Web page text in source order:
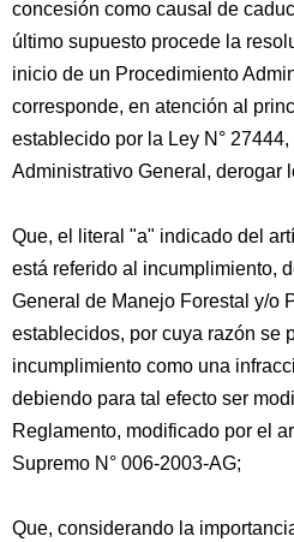
concesión como causal de
último supuesto procede la
inicio de un Procedimiento
corresponde, en atención al
establecido por la Ley N°
Administrativo General, derogar
Que, el literal "a" indicado del
está referido al incumplimiento,
General de Manejo Forestal y/o
establecidos, por cuya razón se
incumplimiento como una
debiendo para tal efecto ser
Reglamento, modificado por el
Supremo N° 006-2003-AG;
Que, considerando la